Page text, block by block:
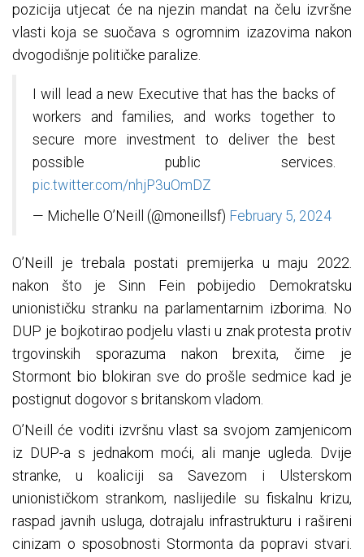
pozicija utjecat će na njezin mandat na čelu izvršne
vlasti koja se suočava s ogromnim izazovima nakon
dvogodišnje političke paralize.
I will lead a new Executive that has the backs of
workers and families, and works together to
secure more investment to deliver the best
possible public services.
pic.twitter.com/nhjP3uOmDZ
— Michelle O’Neill (@moneillsf) February 5, 2024
O’Neill je trebala postati premijerka u maju 2022.
nakon što je Sinn Fein pobijedio Demokratsku
unionističku stranku na parlamentarnim izborima. No
DUP je bojkotirao podjelu vlasti u znak protesta protiv
trgovinskih sporazuma nakon brexita, čime je
Stormont bio blokiran sve do prošle sedmice kad je
postignut dogovor s britanskom vladom.
O’Neill će voditi izvršnu vlast sa svojom zamjenicom
iz DUP-a s jednakom moći, ali manje ugleda. Dvije
stranke, u koaliciji sa Savezom i Ulsterskom
unionističkom strankom, naslijedile su fiskalnu krizu,
raspad javnih usluga, dotrajalu infrastrukturu i rašireni
cinizam o sposobnosti Stormonta da popravi stvari.